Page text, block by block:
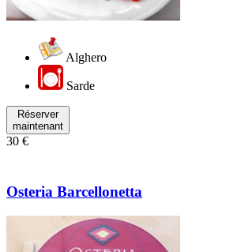
Alghero
Sarde
Réserver
maintenant
30 €
Osteria Barcellonetta